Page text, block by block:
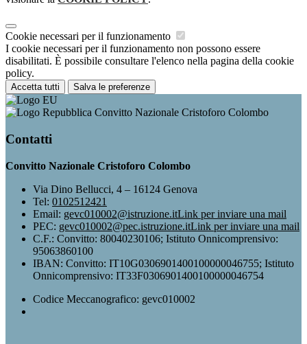
Cookie necessari per il funzionamento
I cookie necessari per il funzionamento non possono essere
disabilitati. È possibile consultare l'elenco nella pagina della cookie
policy.
Accetta tutti Salva le preferenze
Convitto Nazionale Cristoforo Colombo
Contatti
Convitto Nazionale Cristoforo Colombo
Via Dino Bellucci, 4 – 16124 Genova
Tel: 0102512421
Email: gevc010002@istruzione.itLink per inviare una mail
PEC: gevc010002@pec.istruzione.itLink per inviare una mail
C.F.: Convitto: 80040230106; Istituto Onnicomprensivo:
95063860100
IBAN: Convitto: IT10G0306901400100000046755; Istituto
Onnicomprensivo: IT33F0306901400100000046754
Codice Meccanografico: gevc010002